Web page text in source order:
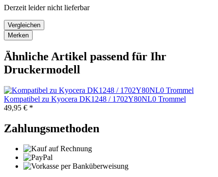
Derzeit leider nicht lieferbar
Vergleichen
Merken
Ähnliche Artikel passend für Ihr
Druckermodell
Kompatibel zu Kyocera DK1248 / 1702Y80NL0 Trommel
49,95 € *
Zahlungsmethoden